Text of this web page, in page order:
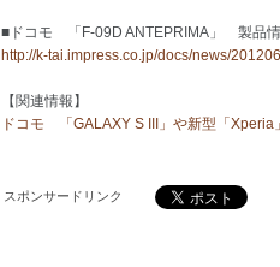
■ドコモ 「F-09D ANTEPRIMA」 製品
http://k-tai.impress.co.jp/docs/news/
【関連情報】
ドコモ 「GALAXY S III」や新型「Xperia
スポンサードリンク